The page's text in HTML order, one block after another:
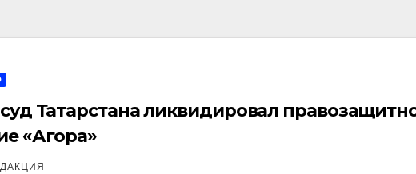
Татарстана ликвидировал
«Агора»